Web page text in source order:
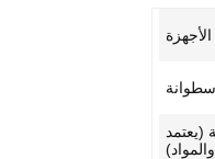
/ ساعة (يعتمد